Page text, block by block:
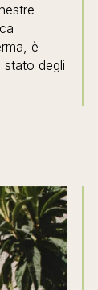
è
stato degli